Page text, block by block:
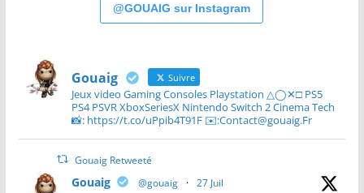
@GOUAIG sur Instagram
Gouaig Suivre
Jeux video Gaming Consoles Playstation △◯✕□ PS5
PS4 PSVR XboxSeriesX Nintendo Switch 2 Cinema Tech
📸: https://t.co/uPpib4T91F ✉️:Contact@gouaig.Fr
Gouaig Retweeté
Gouaig @gouaig · 27 Juil